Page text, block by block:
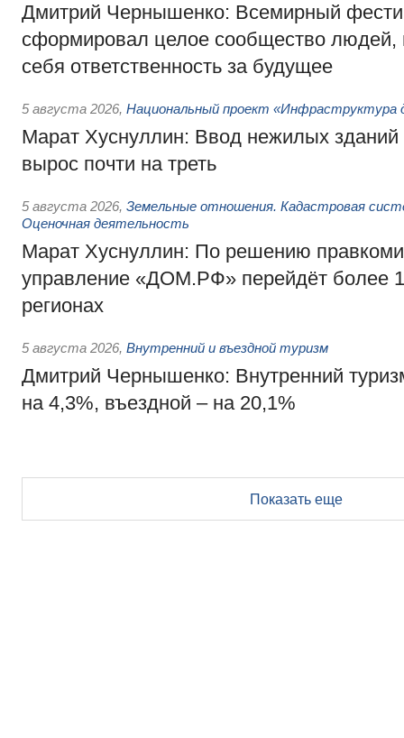
Дмитрий Чернышенко: Всемирный
сформировал целое сообщество людей,
себя ответственность за будущее
5 августа 2026, Национальный проект «Инфраструктура
Марат Хуснуллин: Ввод нежилых зданий
вырос почти на треть
5 августа 2026, Земельные отношения. Кадастровая
Оценочная деятельность
Марат Хуснуллин: По решению
управление «ДОМ.РФ» перейдёт более
регионах
5 августа 2026, Внутренний и въездной туризм
Дмитрий Чернышенко: Внутренний
на 4,3%, въездной – на 20,1%
Показать еще